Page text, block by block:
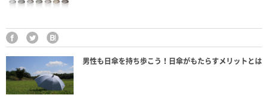
男性も日傘を持ち歩こう！日傘がもたらすメリットとは